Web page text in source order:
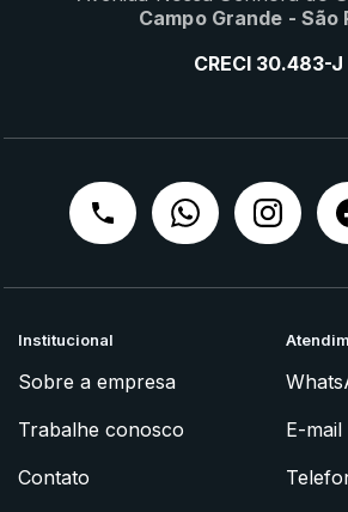
Campo Grande - São
CRECI 30.483-J
Institucional
Sobre a empresa
Trabalhe conosco
Contato
E-mail